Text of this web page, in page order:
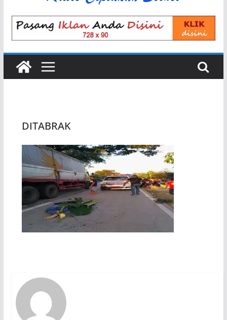
DITABRAK